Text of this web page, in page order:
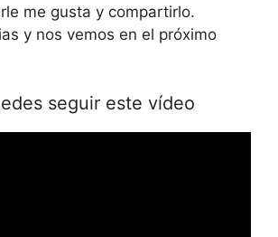
me gusta y compartirlo.
y nos vemos en el próximo
seguir este vídeo